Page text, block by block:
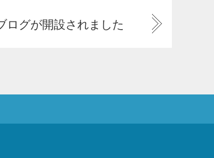
ログが開設されました